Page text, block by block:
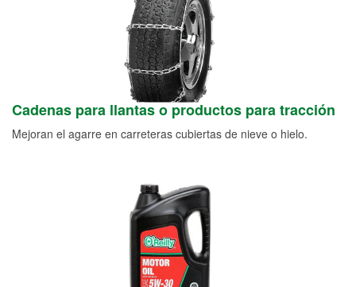
Cadenas para llantas o productos para tracción
Mejoran el agarre en carreteras cubiertas de nieve o hielo.